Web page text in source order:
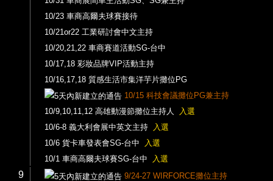
10/23 車商高爾夫球賽接待
10/21or22 工業研討會中文主持
10/20,21,22 車商賽道活動SG-台中
10/17,18 彩妝品牌VIP活動主持
10/16,17,18 質感生活市集洋芋片攤位PG
10/15 科技會議攤位PG兼主持
10/9,10,11,12 高雄動漫節攤位主持人
入選
10/6-8 義大利會展中英文主持
入選
10/6 貨卡車發表會SG-台中
入選
10/1 車商高爾夫球賽SG-台中
入選
9
9/24-27 WIRFORCE攤位主持